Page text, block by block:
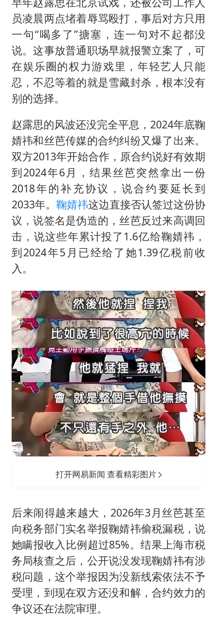
员凌晨两点堵着辱骂殴打，事后对方只用
一句“喝多了”搪塞，连一句对不起都没
说。这事放普通职场早就报警立案了，可
在娱乐圈的权力游戏里，年轻艺人只能
忍，不忍等着的就是雪藏封杀，根本没有
别的选择。
赵露思的风波还没完全平息，2024年底鞠
婧祎和丝芭传媒的合约纠纷又爆了出来。
双方2013年开始合作，原合约说好有效期
到2024年6月，结果丝芭突然拿出一份
2018年的补充协议，说合约要延长到
2033年。 鞠婧祎这边直接否认签过这份协
议，说签名是伪造的，丝芭反过来高调回
击，说这些年累计投了1.6亿给鞠婧祎，
到2024年5月已经给了她1.39亿税前收
入。
打开网易新闻 查看精彩图片
后来闹得越来越大，2026年3月丝芭甚至
向税务部门实名举报鞠婧祎偷税漏税，说
她瞒报收入比例超过85%。结果上海市税
务局核查之后，公开说没发现鞠婧祎有涉
税问题，这个举报因为没新线索依法不予
受理，到现在双方还没和解，合约效力的
争议还在法院审理。